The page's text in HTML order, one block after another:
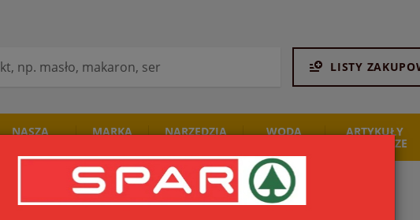
LISTY
NASZA MARKA NARZĘDZIA WODA ARTYKUŁY
SPOŻYWCZE
MĘSKIE DEZODORANTY, WODY DEO SPRAY - MĘSKIE DEZODORANTY